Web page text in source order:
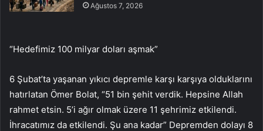
Ağustos 7, 2026
“Hedefimiz 100 milyar doları aşmak”
6 Şubat’ta yaşanan yıkıcı depremle karşı karşıya olduklarını
hatırlatan Ömer Bolat, “51 bin şehit verdik. Hepsine Allah
rahmet etsin. 5’i ağır olmak üzere 11 şehrimiz etkilendi.
İhracatımız da etkilendi. Şu ana kadar” Depremden dolayı 8